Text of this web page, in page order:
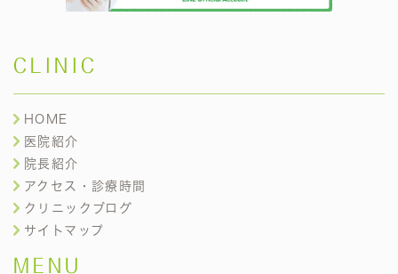
CLINIC
HOME
医院紹介
院長紹介
アクセス・診療時間
クリニックブログ
サイトマップ
MENU